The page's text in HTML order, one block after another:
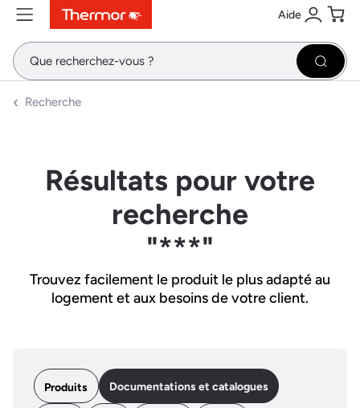
ContenuMenuRecherche Aide
Se
Recherche
Résultats pour votre
recherche
"***"
Trouvez facilement le produit le plus adapté au
logement et aux besoins de votre client.
Produits Documentations et catalogues